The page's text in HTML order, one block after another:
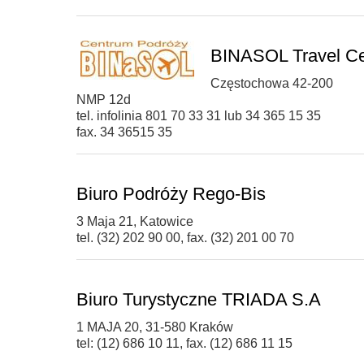
BINASOL Travel
Częstochowa 42-200
NMP 12d
tel. infolinia 801 70 33 31 lub 34 365 15 35
fax. 34 36515 35
Biuro Podróży Rego-Bis
3 Maja 21, Katowice
tel. (32) 202 90 00, fax. (32) 201 00 70
Biuro Turystyczne TRIADA S.A
1 MAJA 20, 31-580 Kraków
tel: (12) 686 10 11, fax. (12) 686 11 15